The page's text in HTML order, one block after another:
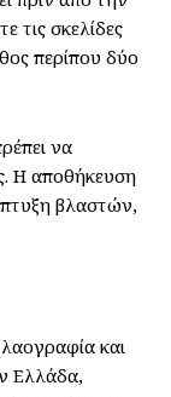
τις σκελίδες
περίπου δύο
να
Η αποθήκευση
βλαστών,
και
Ελλάδα,